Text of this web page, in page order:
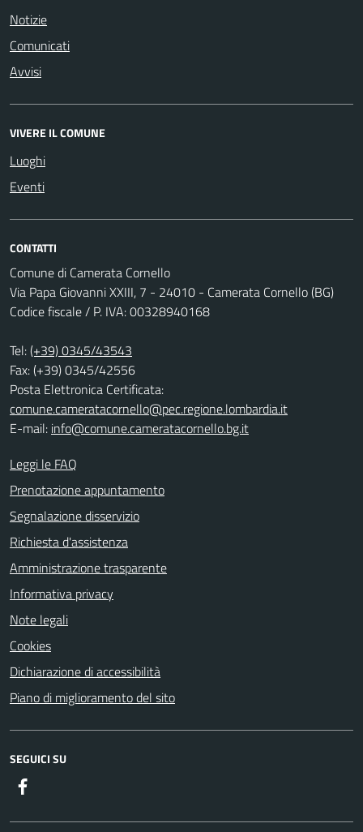
Notizie
Comunicati
Avvisi
VIVERE IL COMUNE
Luoghi
Eventi
CONTATTI
Comune di Camerata Cornello
Via Papa Giovanni XXIII, 7 - 24010 - Camerata Cornello (BG)
Codice fiscale / P. IVA: 00328940168
Tel:(+39) 0345/43543
Fax: (+39) 0345/42556
Posta Elettronica Certificata:
comune.cameratacornello@pec.regione.lombardia.it
E-mail: info@comune.cameratacornello.bg.it
Leggi le FAQ
Prenotazione appuntamento
Segnalazione disservizio
Richiesta d'assistenza
Amministrazione trasparente
Informativa privacy
Note legali
Cookies
Dichiarazione di accessibilità
Piano di miglioramento del sito
SEGUICI SU